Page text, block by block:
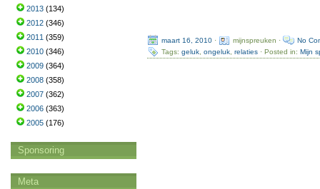
maart 16, 2010· mijnspreuken ·
No
Tags: geluk, ongeluk, relaties· Posted in: Mijn
2013 (134)
2012 (346)
2011 (359)
2010 (346)
2009 (364)
2008 (358)
2007 (362)
2006 (363)
2005 (176)
Sponsoring
Meta